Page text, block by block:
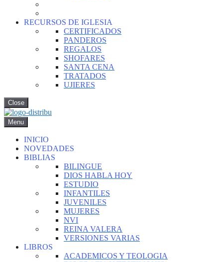
RECURSOS DE IGLESIA
CERTIFICADOS
PANDEROS
REGALOS
SHOFARES
SANTA CENA
TRATADOS
UJIERES
Close
Menu
INICIO
NOVEDADES
BIBLIAS
BILINGUE
DIOS HABLA HOY
ESTUDIO
INFANTILES
JUVENILES
MUJERES
NVI
REINA VALERA
VERSIONES VARIAS
LIBROS
ACADEMICOS Y TEOLOGIA